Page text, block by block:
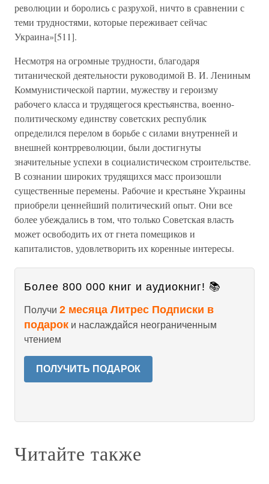
революции и боролись с разрухой, ничто в сравнении с
теми трудностями, которые переживает сейчас
Украина»[511].
Несмотря на огромные трудности, благодаря
титанической деятельности руководимой В. И. Лениным
Коммунистической партии, мужеству и героизму
рабочего класса и трудящегося крестьянства, военно-
политическому единству советских республик
определился перелом в борьбе с силами внутренней и
внешней контрреволюции, были достигнуты
значительные успехи в социалистическом строительстве.
В сознании широких трудящихся масс произошли
существенные перемены. Рабочие и крестьяне Украины
приобрели ценнейший политический опыт. Они все
более убеждались в том, что только Советская власть
может освободить их от гнета помещиков и
капиталистов, удовлетворить их коренные интересы.
Более 800 000 книг и аудиокниг! 📚
Получи 2 месяца Литрес Подписки в
подарок и наслаждайся неограниченным
чтением
ПОЛУЧИТЬ ПОДАРОК
Читайте также